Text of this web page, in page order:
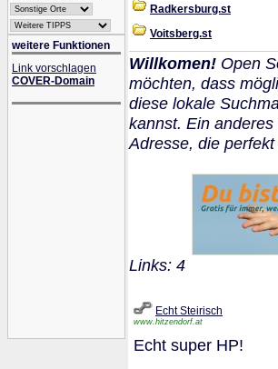
weitere Funktionen
Link vorschlagen
COVER-Domain
Radkersburg.st
Voitsberg.st
Willkomen! Open
möchten, dass
diese lokale
kannst. Ein
Adresse, die
Links: 4
Echt Steirisch
www.hitzendorf.at
Echt super HP!